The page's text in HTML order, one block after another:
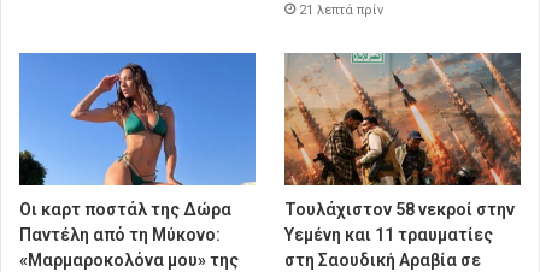
21 λεπτά πρίν
Οι καρτ ποστάλ της Δώρα
Παντέλη από τη Μύκονο:
«Μαρμαροκολόνα μου» της
Τουλάχιστον 58 νεκροί στην
Υεμένη και 11 τραυματίες
στη Σαουδική Αραβία σε